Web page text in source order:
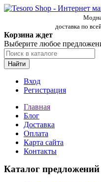
доставка по
Корзина ждет
Выберите любое
Найти
Вход
Регистрация
Главная
Блог
Доставка
Оплата
Карта сайта
Контакты
Каталог предложений